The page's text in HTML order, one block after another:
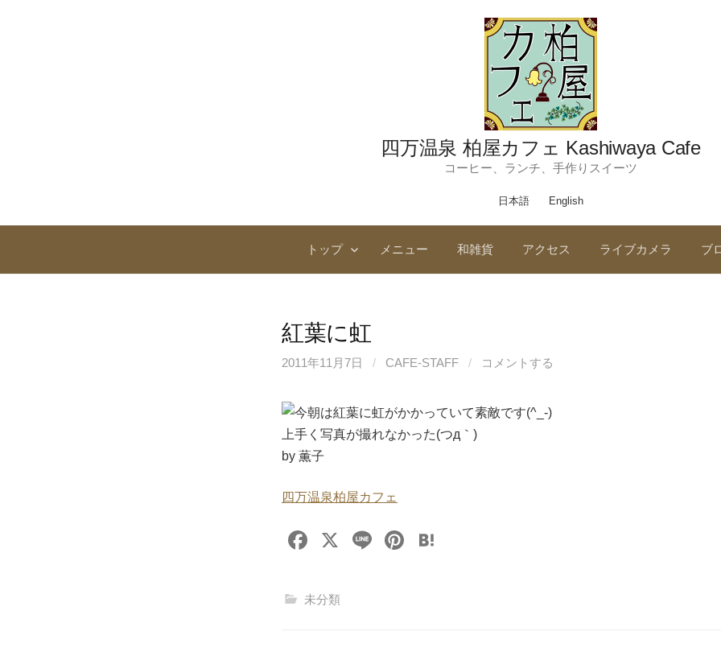
四万温泉 柏屋カフェ Kashiwaya Cafe
コーヒー、ランチ、手作りスイーツ
日本語 English
トップ メニュー 和雑貨 アクセス ライブカメラ ブ
紅葉に虹
2011年11月7日 / CAFE-STAFF / コメントする
今朝は紅葉に虹がかかっていて素敵です(^_-)
上手く写真が撮れなかった(つд｀)
by 薫子
四万温泉柏屋カフェ
F
c
X
Li
Pi
未分類